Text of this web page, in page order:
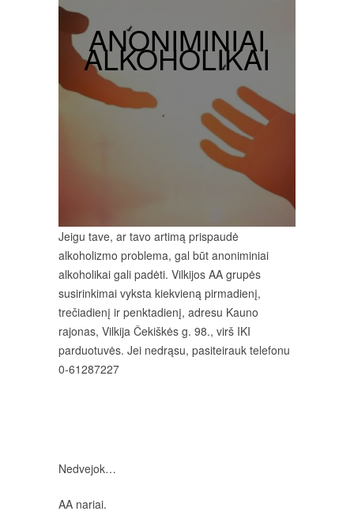
ANONIMINIAI
ALKOHOLIKAI
Jeigu tave, ar tavo artimą prispaudė
alkoholizmo problema, gal būt anoniminiai
alkoholikai gali padėti. Vilkijos AA grupės
susirinkimai vyksta kiekvieną pirmadienį,
trečiadienį ir penktadienį, adresu Kauno
rajonas, Vilkija Čekiškės g. 98., virš IKI
parduotuvės. Jei nedrąsu, pasiteirauk telefonu
0-61287227
Nedvejok…
AA nariai.